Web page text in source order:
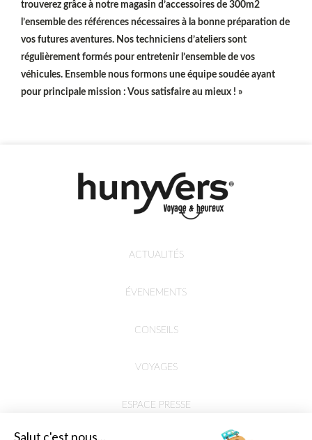
trouverez grâce à notre magasin d’accessoires de 300m2
l’ensemble des références nécessaires à la bonne préparation de
vos futures aventures. Nos techniciens d’ateliers sont
régulièrement formés pour entretenir l’ensemble de vos
véhicules. Ensemble nous formons une équipe soudée ayant
pour principale mission : Vous satisfaire au mieux ! »
ACTUALITÉS
ÉVENEMENTS
CONSEILS
VOYAGES
ESPACE PRESSE
Salut c'est nous...